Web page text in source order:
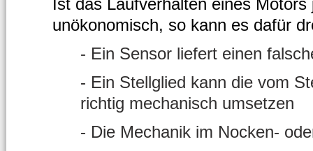
Ist das Laufverhalten eines
unökonomisch, so kann es dafür
- Ein Sensor liefert einen
- Ein Stellglied kann die vom
richtig mechanisch umsetzen
- Die Mechanik im Nocken-